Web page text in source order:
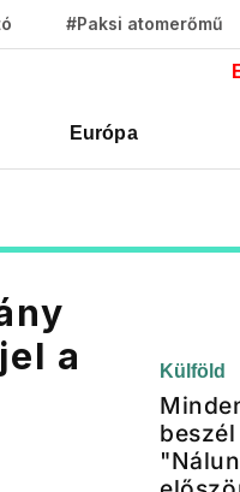
#Paksi atomerőmű
Európa
a
Külföld